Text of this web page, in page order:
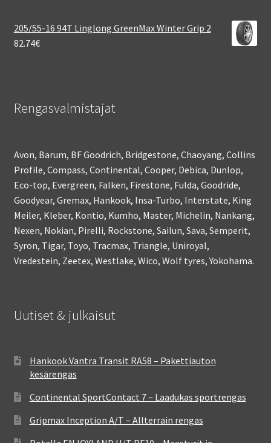
205/55-16 94T Linglong GreenMax Winter Grip 2
82.74€
Rengasvalmistajat
Avon, Barum, BF Goodrich, Bridgestone, Chaoyang, Collins
Profile, Compass, Continental, Cooper, Debica, Dunlop,
Eco-top, Evergreen, Falken, Firestone, Fulda, Goodride,
Goodyear, Gremax, Hankook, Insa-Turbo, Interstate, King
Meiler, Kleber, Kontio, Kumho, Master, Michelin, Nankang,
Nexen, Nokian, Pirelli, Rockstone, Sailun, Sava, Semperit,
Syron, Tigar, Toyo, Tracmax, Triangle, Uniroyal,
Vredestein, Zeetex, Westlake, Wico, Wolf tyres, Yokohama.
Uutiset & julkaisut
Hankook Vantra Transit RA58 – Pakettiauton
kesärengas
Continental SportContact 7 – Laadukas sportrengas
Gripmax Inception A/T – Allterrain rengas